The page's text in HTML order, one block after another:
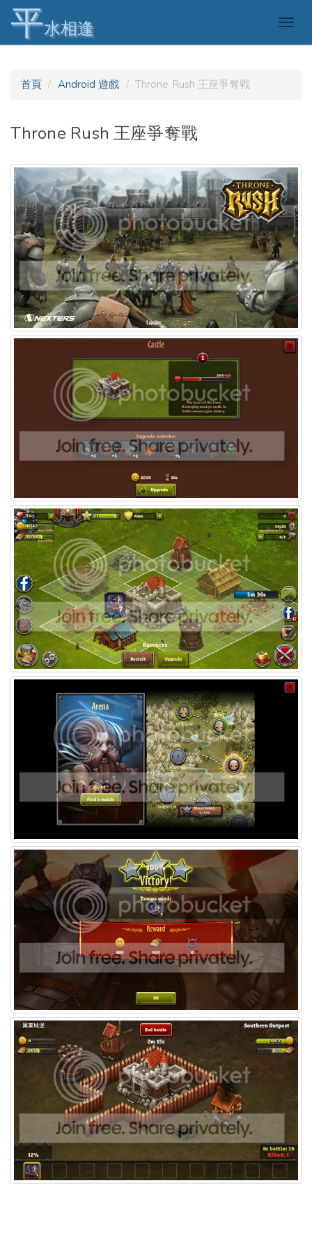
平水相逢
首頁 Android 遊戲 Throne Rush 王座爭奪戰
Throne Rush 王座爭奪戰